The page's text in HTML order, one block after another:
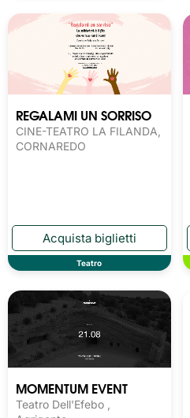
REGALAMI UN SORRISO
CINE-TEATRO LA FILANDA,
CORNAREDO
Teatro
MOMENTUM EVENT
Teatro Dell'Efebo ,